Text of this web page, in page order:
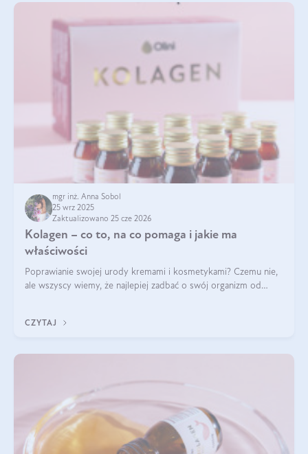
mgr inż. Anna Sobol
25 wrz 2025
Zaktualizowano 25 cze 2026
Kolagen – co to, na co pomaga i jakie ma
właściwości
Poprawianie swojej urody kremami i kosmetykami? Czemu nie,
ale wszyscy wiemy, że najlepiej zadbać o swój organizm od
wysokiej jakości suplem
CZYTAJ